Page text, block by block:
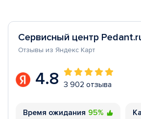
Сервисный центр
Отзывы из Яндекс Карт
4.8 3 902 отзыва
Время ожидания 95%